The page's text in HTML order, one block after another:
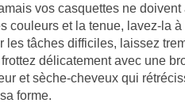
vos casquettes ne
couleurs et la tenue, lavez-la
les tâches difficiles, laissez
délicatement avec une
et sèche-cheveux qui
forme.